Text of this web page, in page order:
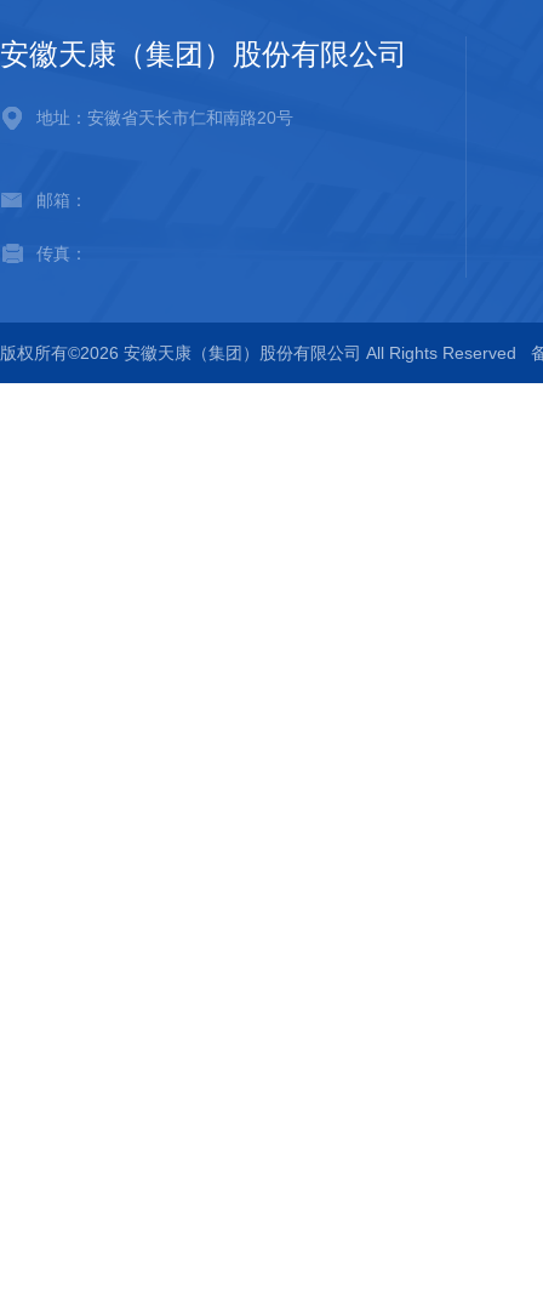
安徽天康（集团）股份有限公司
地址：安徽省天长市仁和南路20号
邮箱：
传真：
版权所有©2026 安徽天康（集团）股份有限公司 All Rights Reserved